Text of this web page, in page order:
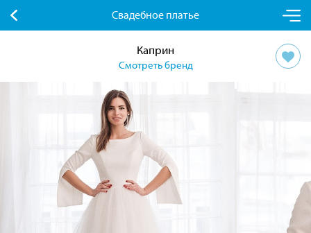
Свадебное платье
Каприн
Смотреть бренд